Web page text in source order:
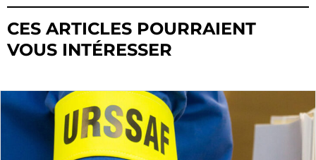
CES ARTICLES POURRAIENT
VOUS INTÉRESSER